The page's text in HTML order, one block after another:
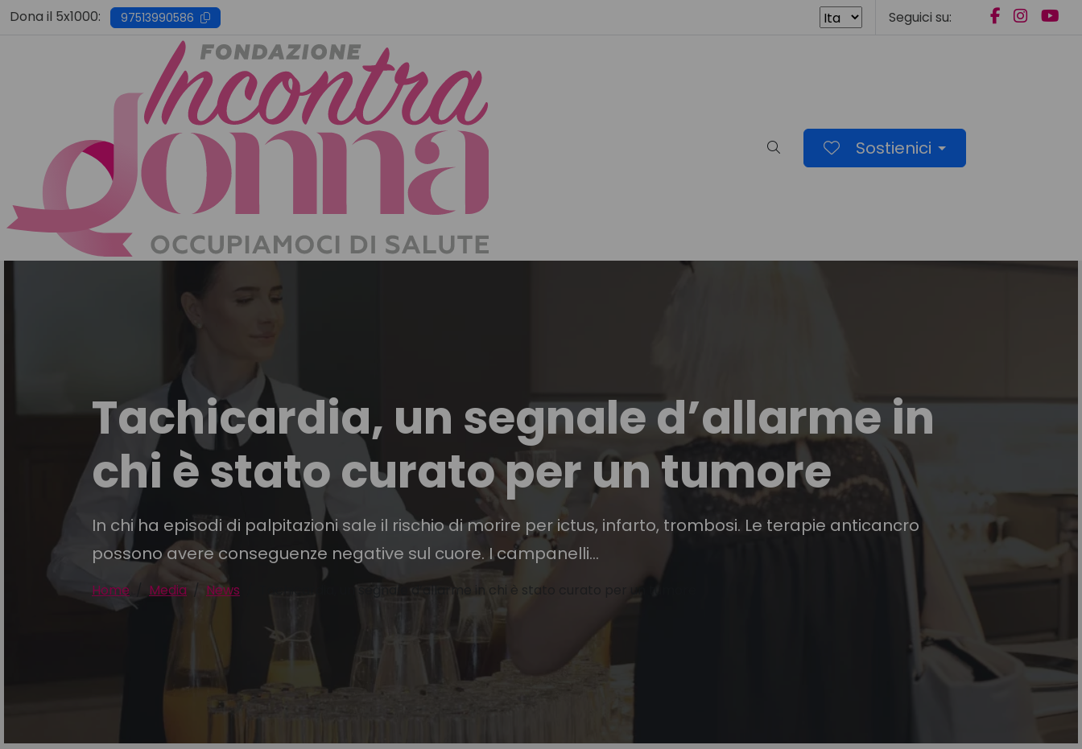
Skip
Dona il 5x1000: 97513990586 Seguici su:
Cerca nel sito
Sostienici
Tachicardia, un segnale d’allarme in
chi è stato curato per un tumore
In chi ha episodi di palpitazioni sale il rischio di morire per ictus, infarto, trombosi. Le terapie anticancro
possono avere conseguenze negative sul cuore. I campanelli...
Home Media News Tachicardia, un segnale d’allarme in chi è stato curato per un tumore